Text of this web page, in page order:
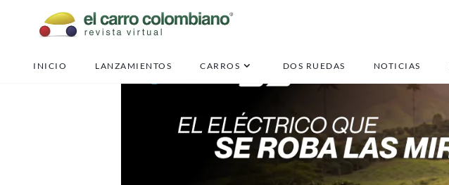
INICIO LANZAMIENTOS CARROS DOS RUEDAS NOTICIAS